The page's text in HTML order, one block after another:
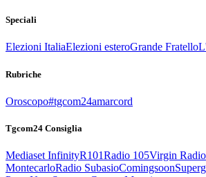
Speciali
Elezioni ItaliaElezioni esteroGrande Fratello
Rubriche
Oroscopo#tgcom24amarcord
Tgcom24 Consiglia
Mediaset InfinityR101Radio 105Virgin Radio
MontecarloRadio SubasioComingsoon